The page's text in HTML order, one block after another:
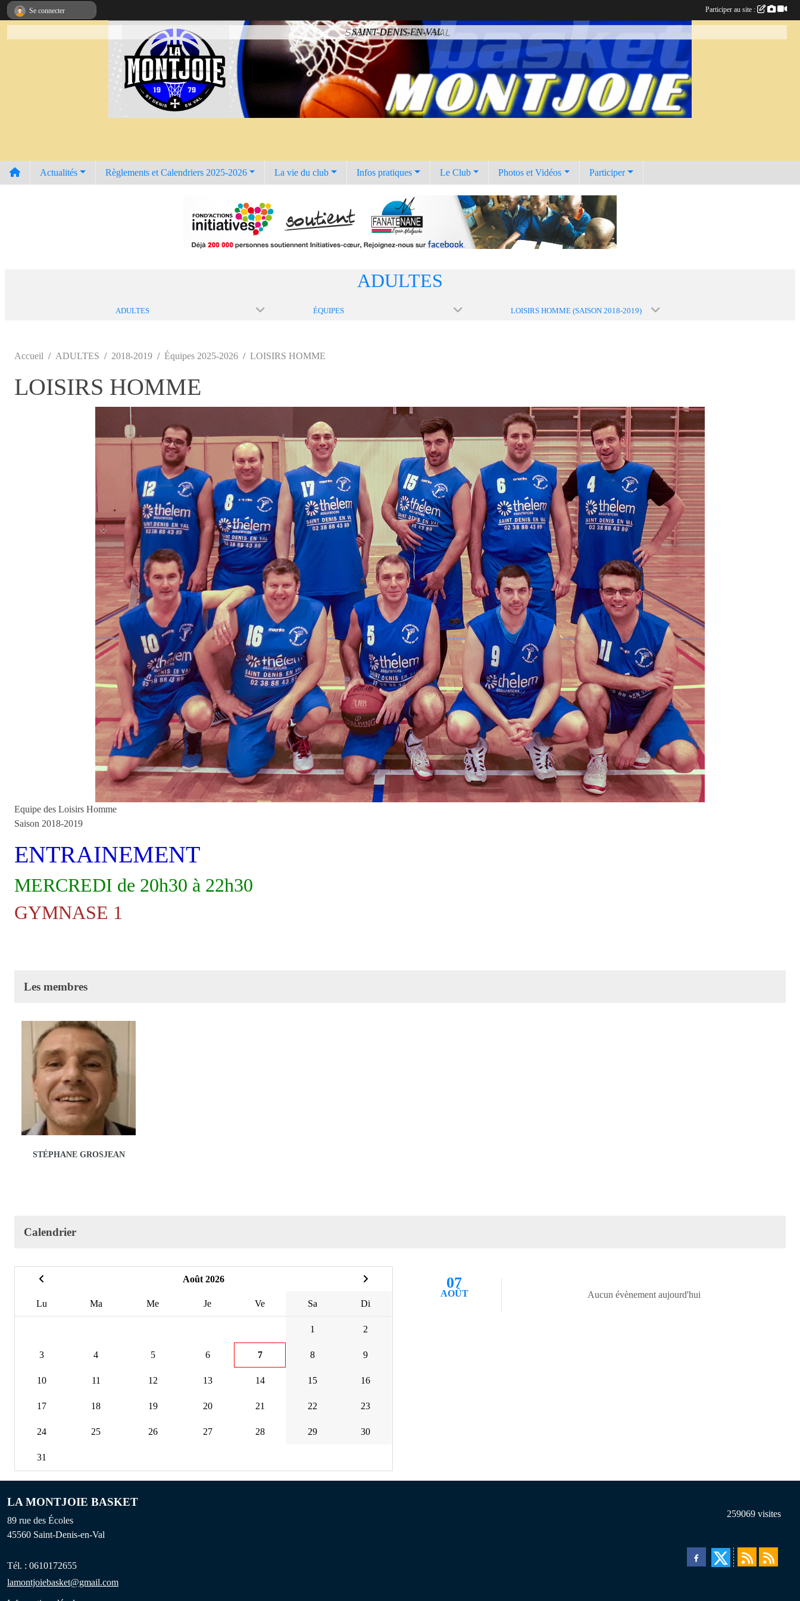
SAINT-DENIS-EN-VAL
Actualités Règlements et Calendriers 2025-2026 La vie du club Infos pratiques Le Club Photos et Vidéos Participer
ADULTES
ADULTES ÉQUIPES LOISIRS HOMME (SAISON 2018-2019)
Accueil ADULTES 2018-2019 Équipes 2025-2026 LOISIRS HOMME
LOISIRS HOMME
Equipe des Loisirs Homme
Saison 2018-2019
ENTRAINEMENT
MERCREDI de 20h30 à 22h30
GYMNASE 1
Les membres
STÉPHANE GROSJEAN
Calendrier
Août 2026
Lu Ma Me Je Ve Sa Di
1 2
3 4 5 6 7 8 9
10 11 12 13 14 15 16
17 18 19 20 21 22 23
24 25 26 27 28 29 30
31
07
AOÛT Aucun évènement aujourd'hui
LA MONTJOIE BASKET
89 rue des Écoles
45560 Saint-Denis-en-Val
Tél. : 0610172655
lamontjoiebasket@gmail.com
259069 visites
Se connecter Participer au site :
Panneau de gestion des cookies